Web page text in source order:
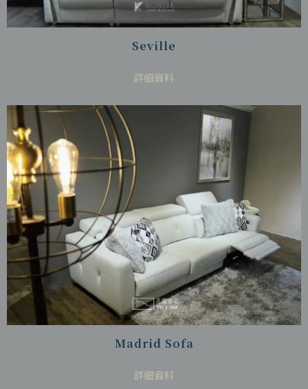
Seville
詳細資料
Madrid Sofa
詳細資料